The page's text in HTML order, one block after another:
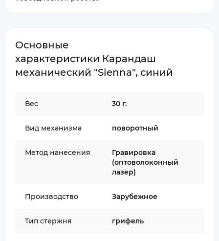
Основные
характеристики Карандаш
механический "Sienna", синий
Вес 30 г.
Вид механизма поворотный
Метод нанесения
Гравировка
(оптоволоконный
лазер)
Производство Зарубежное
Тип стержня грифель